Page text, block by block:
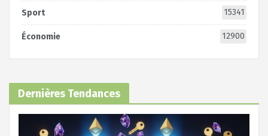
Sport 15341
Économie 12900
Dernières Tendances